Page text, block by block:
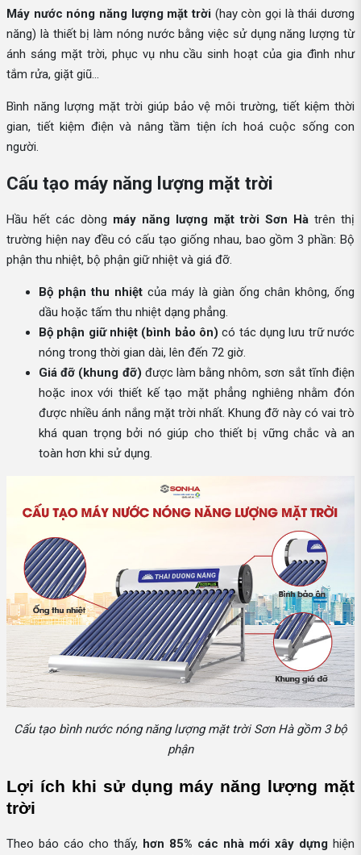
Máy nước nóng năng lượng mặt trời (hay còn gọi là thái dương
năng) là thiết bị làm nóng nước bằng việc sử dụng năng lượng từ
ánh sáng mặt trời, phục vụ nhu cầu sinh hoạt của gia đình như
tắm rửa, giặt giũ...
Bình năng lượng mặt trời giúp bảo vệ môi trường, tiết kiệm thời
gian, tiết kiệm điện và nâng tầm tiện ích hoá cuộc sống con
người.
Cấu tạo máy năng lượng mặt trời
Hầu hết các dòng máy năng lượng mặt trời Sơn Hà trên thị
trường hiện nay đều có cấu tạo giống nhau, bao gồm 3 phần: Bộ
phận thu nhiệt, bộ phận giữ nhiệt và giá đỡ.
Bộ phận thu nhiệt của máy là giàn ống chân không, ống
dầu hoặc tấm thu nhiệt dạng phẳng.
Bộ phận giữ nhiệt (bình bảo ôn) có tác dụng lưu trữ nước
nóng trong thời gian dài, lên đến 72 giờ.
Giá đỡ (khung đỡ) được làm bằng nhôm, sơn sắt tĩnh điện
hoặc inox với thiết kế tạo mặt phẳng nghiêng nhằm đón
được nhiều ánh nắng mặt trời nhất. Khung đỡ này có vai trò
khá quan trọng bởi nó giúp cho thiết bị vững chắc và an
toàn hơn khi sử dụng.
Cấu tạo bình nước nóng năng lượng mặt trời Sơn Hà gồm 3 bộ
phận
Lợi ích khi sử dụng máy năng lượng mặt
trời
Theo báo cáo cho thấy, hơn 85% các nhà mới xây dựng hiện